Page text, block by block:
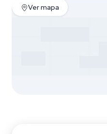
Ver mapa